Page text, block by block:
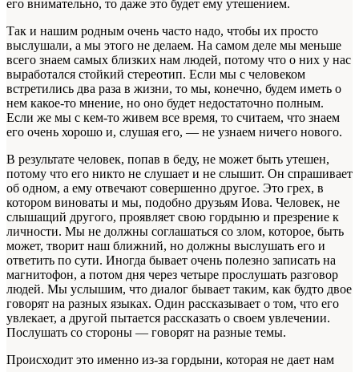
его внимательно, то даже это будет ему утешением.
Так и нашим родным очень часто надо, чтобы их просто
выслушали, а мы этого не делаем. На самом деле мы меньше
всего знаем самых близких нам людей, потому что о них у нас
выработался стойкий стереотип. Если мы с человеком
встретились два раза в жизни, то мы, конечно, будем иметь о
нем какое-то мнение, но оно будет недостаточно полным.
Если же мы с кем-то живем все время, то считаем, что знаем
его очень хорошо и, слушая его, — не узнаем ничего нового.
В результате человек, попав в беду, не может быть утешен,
потому что его никто не слушает и не слышит. Он спрашивает
об одном, а ему отвечают совершенно другое. Это грех, в
котором виноваты и мы, подобно друзьям Иова. Человек, не
слышащий другого, проявляет свою гордыню и презрение к
личности. Мы не должны соглашаться со злом, которое, быть
может, творит наш ближний, но должны выслушать его и
ответить по сути. Иногда бывает очень полезно записать на
магнитофон, а потом дня через четыре прослушать разговор
людей. Мы услышим, что диалог бывает таким, как будто двое
говорят на разных языках. Один рассказывает о том, что его
увлекает, а другой пытается рассказать о своем увлечении.
Послушать со стороны — говорят на разные темы.
Происходит это именно из-за гордыни, которая не дает нам